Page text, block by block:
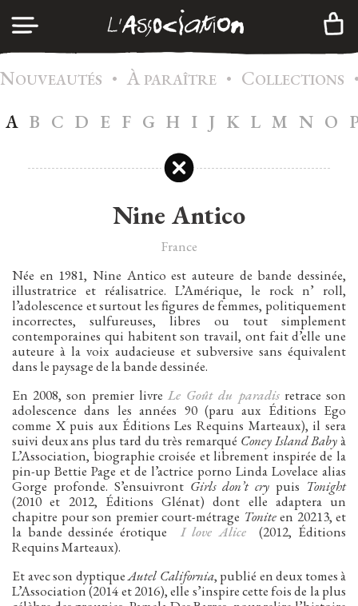
A GENDA
CATALOGUE
I
C
NEWSLETTER
FR
| EN
Facebook Instagram Twitter
Hébergé par Vixns
incandescence
Version 2.3.3
CONNEXION
CRÉER UN COMPTE
NOUVEAUTÉS • À PARAÎTRE • COLLECTIONS
A B C D E F G H I J K L M N O
Nine Antico
France
Née en 1981, Nine Antico est auteure de bande dessinée,
illustratrice et réalisatrice. L’Amérique, le rock n’ roll,
l’adolescence et surtout les figures de femmes, politiquement
incorrectes, sulfureuses, libres ou tout simplement
contemporaines qui habitent son travail, ont fait d’elle une
auteure à la voix audacieuse et subversive sans équivalent
dans le paysage de la bande dessinée.
En 2008, son premier livre Le Goût du paradisretrace son
adolescence dans les années 90 (paru aux Éditions Ego
comme X puis aux Éditions Les Requins Marteaux), il sera
suivi deux ans plus tard du très remarqué Coney Island Babyà
L’Association, biographie croisée et librement inspirée de la
pin-up Bettie Page et de l’actrice porno Linda Lovelace alias
Gorge profonde. S’ensuivront Girls don’t cry puis Tonight
(2010 et 2012, Éditions Glénat) dont elle adaptera un
chapitre pour son premier court-métrage Toniteen 20213, et
la bande dessinée érotique
I love Alice
(2012, Éditions
Requins Marteaux).
Et avec son dyptiqueAutel California, publié en deux tomes à
L’Association (2014 et 2016), elle s’inspire cette fois de la plus